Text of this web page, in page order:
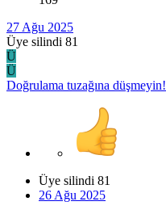
27 Ağu 2025
Üye silindi 81
Ü
Ü
Doğrulama tuzağına düşmeyin!
Üye silindi 81
26 Ağu 2025